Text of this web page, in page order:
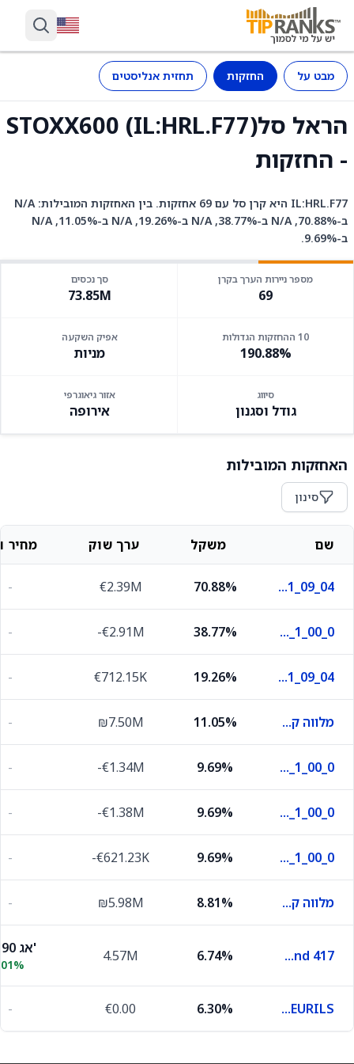
מבט על החזקות תחזית אנליסטים
הראל סלSTOXX600 (IL:HRL.F77)
- החזקות
IL:HRL.F77 היא קרן סל עם 69 אחזקות. בין האחזקות המובילות: N/A
ב-70.88%, N/A ב-38.77%, N/A ב-19.26%, N/A ב-11.05%, N/A
ב-9.69%.
מספר ניירות הערך בקרן
69
סך נכסים
73.85M
10 ההחזקות הגדולות
190.88%
אפיק השקעה
מניות
סיווג
גודל וסגנון
אזור גיאוגרפי
אירופה
האחזקות המובילות
סינון
שם משקל ערך שוק מחיר
S_130625_364_90_ND_2_N_1_09_04
70.88%
€2.39M
-
F_250226_364_364_DL_0_N_1_00_0
38.77%
-€2.91M
-
S_130625_367_90_ND_2_N_1_09_04
19.26%
€712.15K
-
מלווה קצר מועד616 11.05%
₪7.50M
-
F_070725_365_365_DL_0_N_1_00_0
9.69%
-€1.34M
-
F_020925_365_365_DL_0_N_1_00_0
9.69%
-€1.38M
-
F_090426_362_362_DL_0_N_1_00_0
9.69%
-€621.23K
-
מלווה קצר מועד726 8.81%
₪5.98M
-
Treasr Bnd 417
6.74%
4.57M 97.90 אג'
SPOT_EURILS
6.30%
€0.00
-